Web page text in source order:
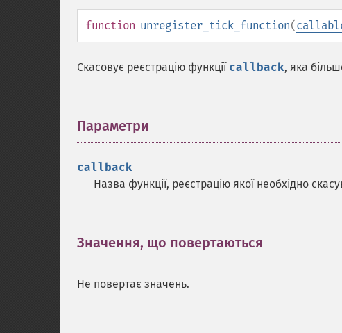
function unregister_tick_function(
Скасовує реєстрацію функції callback, яка
Параметри
callback
Назва функції, реєстрацію якої необхідно
Значення, що повертаються
Не повертає значень.